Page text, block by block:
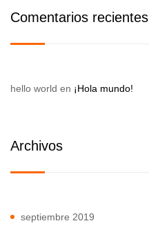
Comentarios recientes
hello world en ¡Hola mundo!
Archivos
septiembre 2019